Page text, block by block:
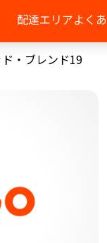
配達エリアよく
・ブレンド19